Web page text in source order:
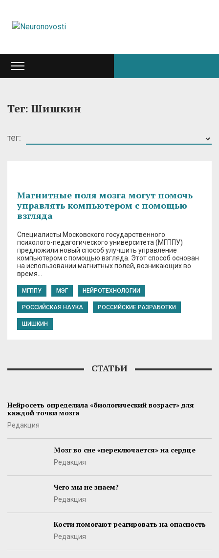
Тег: Шишкин
тег:
Магнитные поля мозга могут помочь
управлять компьютером с помощью
взгляда
Специалисты Московского государственного
психолого-педагогического университета (МГППУ)
предложили новый способ улучшить управление
компьютером с помощью взгляда. Этот способ основан
на использовании магнитных полей, возникающих во
время…
МГППУ МЭГ НЕЙРОТЕХНОЛОГИИ
РОССИЙСКАЯ НАУКА РОССИЙСКИЕ РАЗРАБОТКИ
ШИШКИН
СТАТЬИ
Нейросеть определила «биологический возраст» для
каждой точки мозга
Редакция
Мозг во сне «переключается» на сердце
Редакция
Чего мы не знаем?
Редакция
Кости помогают реагировать на опасность
Редакция